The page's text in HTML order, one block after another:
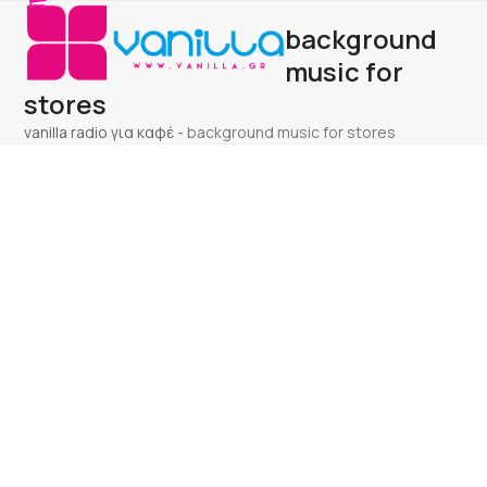
Skip
content
Open
mobile
menu
Close
mobile
menu
background
music for
stores
vanilla radio για καφέ -background music for stores